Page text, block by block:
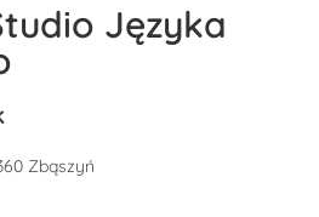
Języka
Zbąszyń